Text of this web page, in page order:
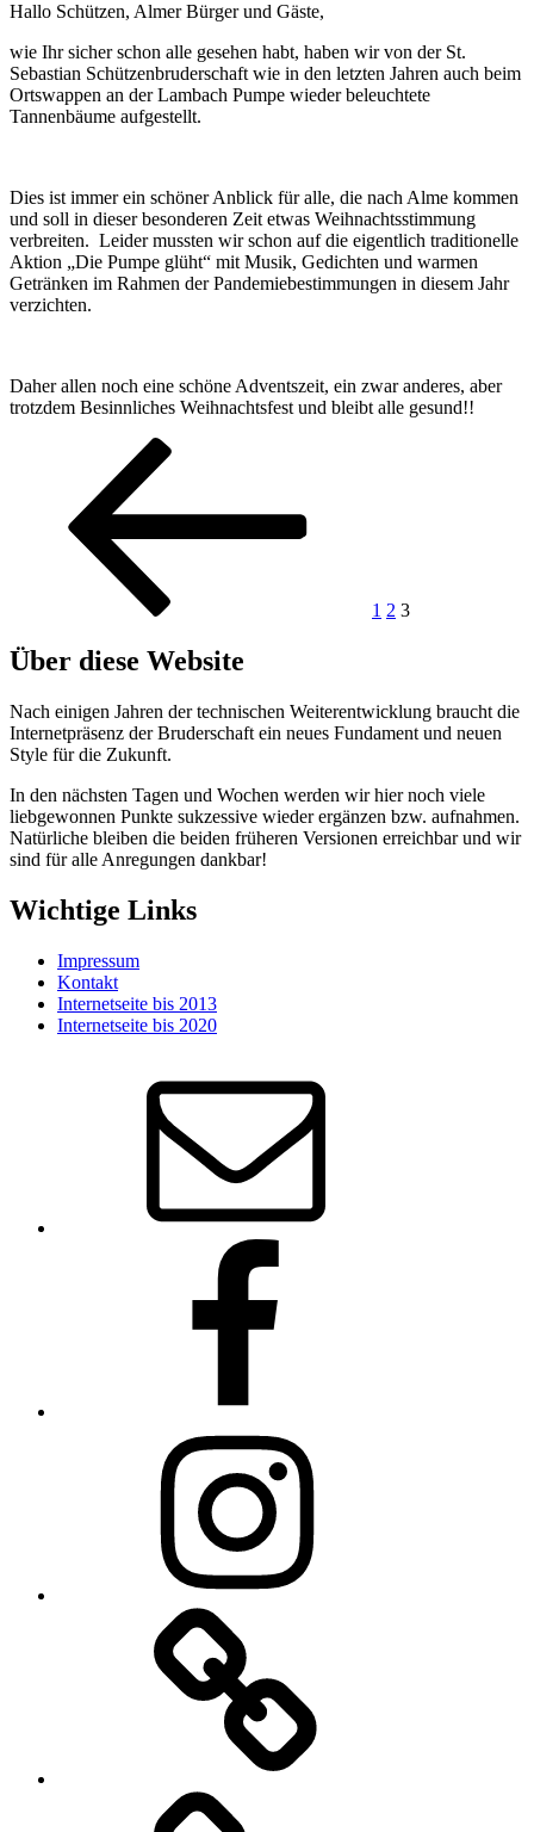
Hallo Schützen, Almer Bürger und Gäste,
wie Ihr sicher schon alle gesehen habt, haben wir von der St.
Sebastian Schützenbruderschaft wie in den letzten Jahren auch beim
Ortswappen an der Lambach Pumpe wieder beleuchtete
Tannenbäume aufgestellt.
Dies ist immer ein schöner Anblick für alle, die nach Alme kommen
und soll in dieser besonderen Zeit etwas Weihnachtsstimmung
verbreiten. Leider mussten wir schon auf die eigentlich traditionelle
Aktion „Die Pumpe glüht“ mit Musik, Gedichten und warmen
Getränken im Rahmen der Pandemiebestimmungen in diesem Jahr
verzichten.
Daher allen noch eine schöne Adventszeit, ein zwar anderes, aber
trotzdem Besinnliches Weihnachtsfest und bleibt alle gesund!!
Seitennummerierung
Beiträge
1 2 3
Über diese Website
Nach einigen Jahren der technischen Weiterentwicklung braucht die
Internetpräsenz der Bruderschaft ein neues Fundament und neuen
Style für die Zukunft.
In den nächsten Tagen und Wochen werden wir hier noch viele
liebgewonnen Punkte sukzessive wieder ergänzen bzw. aufnahmen.
Natürliche bleiben die beiden früheren Versionen erreichbar und wir
sind für alle Anregungen dankbar!
Wichtige Links
Impressum
Kontakt
Internetseite bis 2013
Internetseite bis 2020